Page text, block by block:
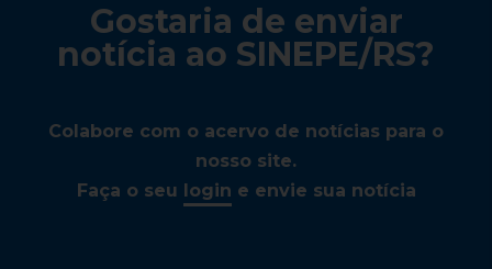
Gostaria de enviar
notícia ao SINEPE/RS?
Colabore com o acervo de notícias para o
nosso site.
Faça o seu
login e envie sua notícia